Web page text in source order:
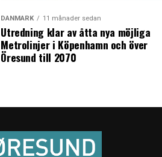
DANMARK 11 månader sedan
Utredning klar av åtta nya möjliga
Metrolinjer i Köpenhamn och över
Öresund till 2070